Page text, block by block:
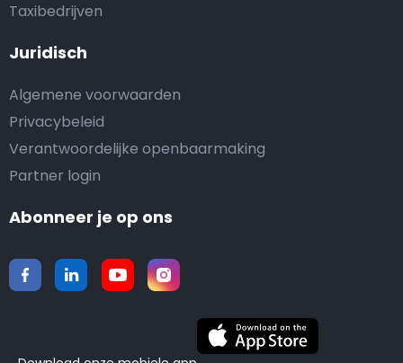
Taxibedrijven
Juridisch
Algemene voorwaarden
Privacybeleid
Verantwoordelijke openbaarmaking
Partner login
Abonneer je op ons